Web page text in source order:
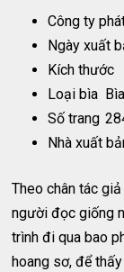
Công ty
Ngày xuất
Kích thước
Loại bìa
Số trang
Nhà xuất
Theo chân tác
người đọc giống
trình đi qua bao
hoang sơ, để